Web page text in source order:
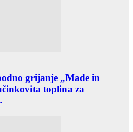
grijanje „Made in
toplina za